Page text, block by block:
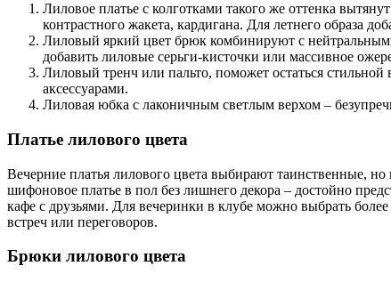
Лиловое платье с колготками такого же оттенка
контрастного жакета, кардигана. Для летнего образа
Лиловый яркий цвет брюк комбинируют с
добавить лиловые серьги-кисточки или массивное
Лиловый тренч или пальто, поможет остаться
аксессуарами.
Лиловая юбка с лаконичным светлым верхом –
Платье лилового цвета
Вечерние платья лилового цвета выбирают таинственные, но
шифоновое платье в пол без лишнего декора – достойно
кафе с друзьями. Для вечеринки в клубе можно выбрать
встреч или переговоров.
Брюки лилового цвета